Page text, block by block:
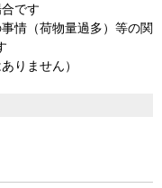
です
情（荷物量過多）等の関
りません）